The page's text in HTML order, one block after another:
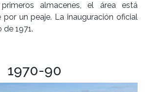
almacenes, el área está
un peaje. La inauguración oficial
1971.
1970-90